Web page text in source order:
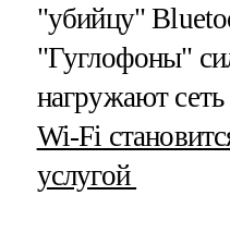
"убийцу"
"Гуглофоны"
нагружают сеть
Wi-Fi
услугой